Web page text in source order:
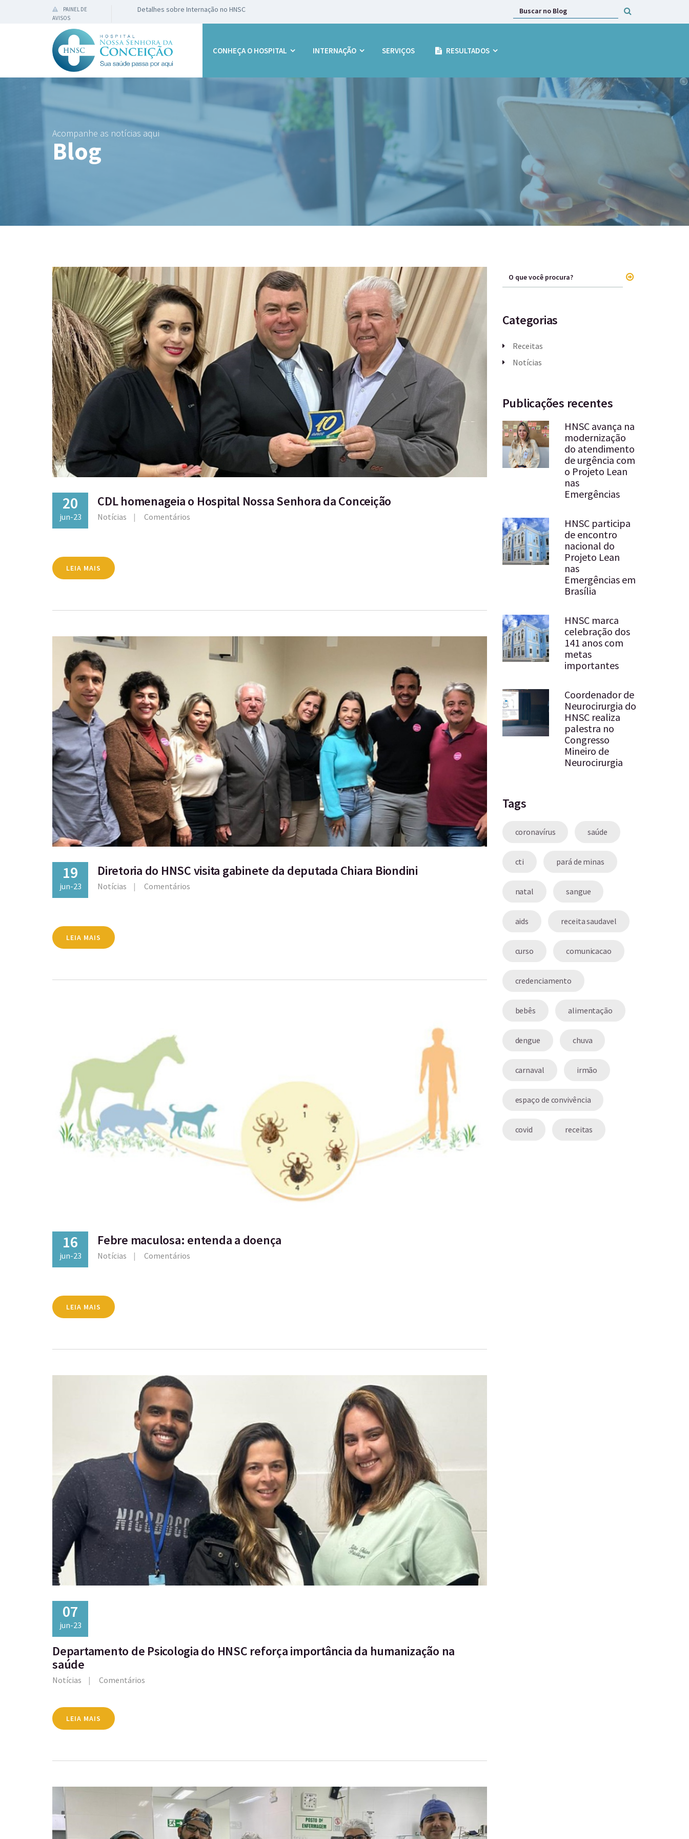
PAINEL DE
AVISOS
HNSC lança campanha Troco Solidário Detalhes sobre Internação no HNSC
CONHEÇA O HOSPITAL INTERNAÇÃO SERVIÇOS RESULTADOS
Acompanhe as notícias aqui
Blog
20
jun-23
CDL homenageia o Hospital Nossa Senhora da Conceição
Notícias Comentários
LEIA MAIS
19
jun-23
Diretoria do HNSC visita gabinete da deputada Chiara Biondini
Notícias Comentários
LEIA MAIS
16
jun-23
Febre maculosa: entenda a doença
Notícias Comentários
LEIA MAIS
07
jun-23
Departamento de Psicologia do HNSC reforça importância da humanização na
saúde
Notícias Comentários
LEIA MAIS
Categorias
Receitas
Notícias
Publicações recentes
HNSC avança na
modernização
do atendimento
de urgência com
o Projeto Lean
nas
Emergências
HNSC participa
de encontro
nacional do
Projeto Lean
nas
Emergências em
Brasília
HNSC marca
celebração dos
141 anos com
metas
importantes
Coordenador de
Neurocirurgia do
HNSC realiza
palestra no
Congresso
Mineiro de
Neurocirurgia
Tags
coronavírus saúde
cti pará de minas
natal sangue
aids receita saudavel
curso comunicacao
credenciamento
bebês alimentação
dengue chuva
carnaval irmão
espaço de convivência
covid receitas